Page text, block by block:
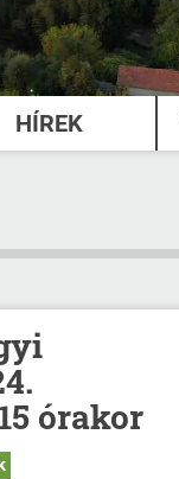
HÍREK
órakor